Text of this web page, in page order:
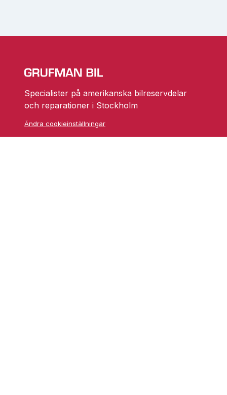
Specialister på amerikanska bilreservdelar
och reparationer i Stockholm
Ändra cookieinställningar